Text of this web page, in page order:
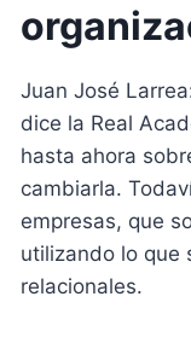
Juan José
dice la Real
hasta ahora
cambiarla.
empresas, que
utilizando lo que
relacionales.